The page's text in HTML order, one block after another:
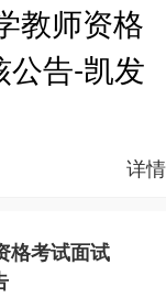
教师资格
公告-凯发
详情
格考试面试